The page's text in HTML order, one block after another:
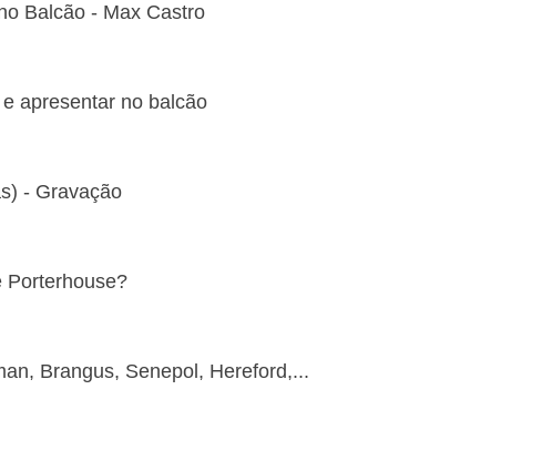
Balcão - Max Castro
apresentar no balcão
- Gravação
Porterhouse?
Brangus, Senepol, Hereford,...